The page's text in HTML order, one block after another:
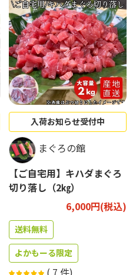
入荷お知らせ受付中
まぐろの館
【ご自宅用】キハダまぐろ
切り落し（2㎏）
6,000円(税込)
送料無料
よかもーる限定
( 7 件)